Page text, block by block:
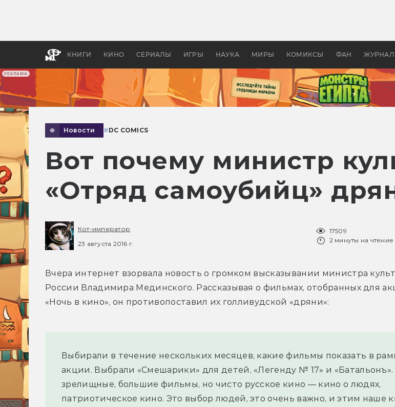
РЕКЛАМА
КНИГИ КИНО СЕРИАЛЫ ИГРЫ НАУКА МИРЫ КОМИКСЫ ФАН ЖУРНАЛ
апокалипсис, в России —
бы
Новости #DC COMICS
Вот почему министр
«Отряд самоубийц»
Кот-император
23 августа 2016 г.
17509
2 минуты на чтение
Вчера интернет взорвала новость о громком высказывании министра
России Владимира Мединского. Рассказывая о фильмах, отобранных для
«Ночь в кино», он противопоставил их голливудской «дряни»:
Выбирали в течение нескольких месяцев, какие фильмы показать в
акции. Выбрали «Смешарики» для детей, «Легенду № 17» и «Батальонъ».
зрелищные, большие фильмы, но чисто русское кино — кино о людях,
патриотическое кино. Это выбор людей, это очень важно, и этим наше